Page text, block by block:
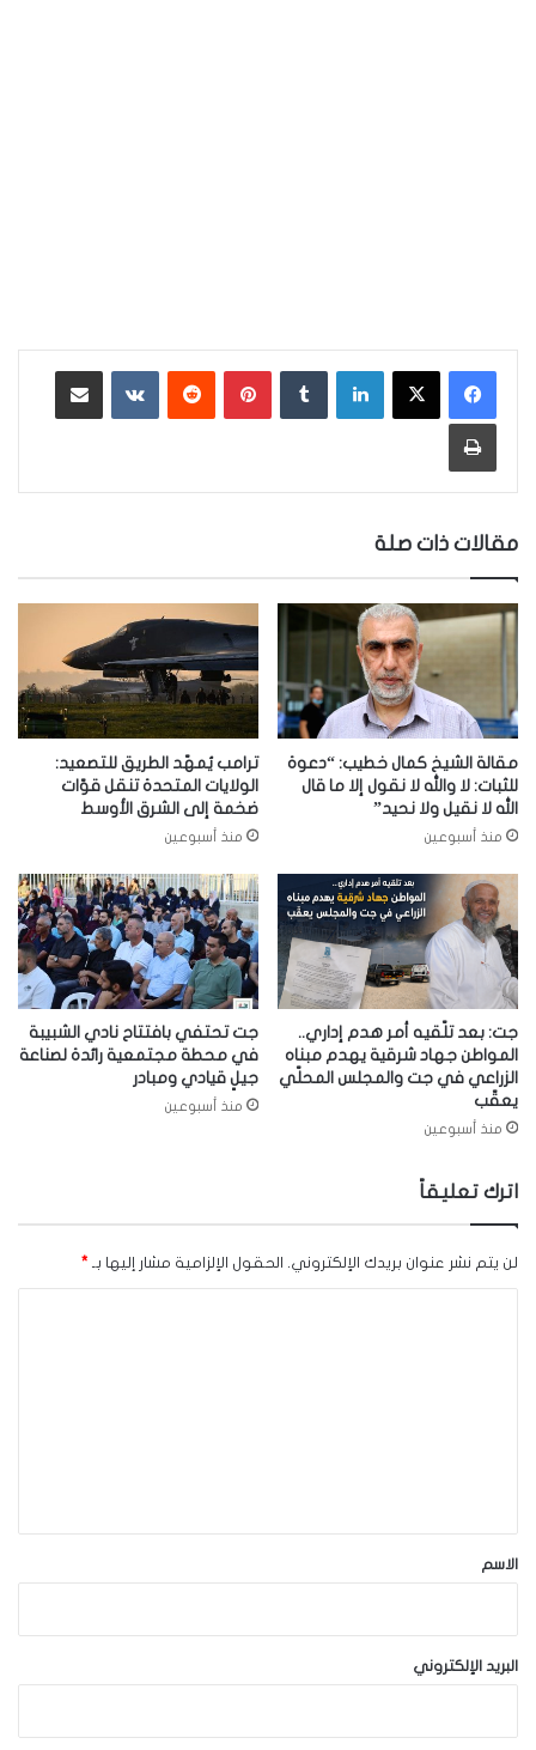
لينكدإن بينتيريست ‏VKontakte
طباعة
مقالات ذات صلة
مقالة الشيخ كمال خطيب: “دعوة
للثبات: لا والله لا نقول إلا ما قال
الله لا نقيل ولا نحيد”
منذ أسبوعين
ترامب يُمهّد الطريق للتصعيد:
الولايات المتحدة تنقل قوّات
ضخمة إلى الشرق الأوسط
منذ أسبوعين
جت: بعد تلّقيه أمر هدم إداري..
المواطن جهاد شرقية يهدم مبناه
الزراعي في جت والمجلس المحلّي
يعقّب
منذ أسبوعين
جت تحتفي بافتتاح نادي الشبيبة
في محطة مجتمعية رائدة لصناعة
جيلٍ قيادي ومبادر
منذ أسبوعين
اترك تعليقاً
لن يتم نشر عنوان بريدك الإلكتروني. الحقول الإلزامية مشار إليها بـ *
*الاسم
البريد الإلكتروني